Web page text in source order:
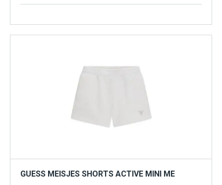
GUESS MEISJES SHORTS ACTIVE MINI ME